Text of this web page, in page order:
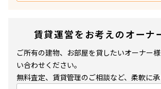
賃貸運営をお考えのオーナ
ご所有の建物、お部屋を貸したいオーナー
い合わせください。
無料査定、賃貸管理のご相談など、柔軟に承